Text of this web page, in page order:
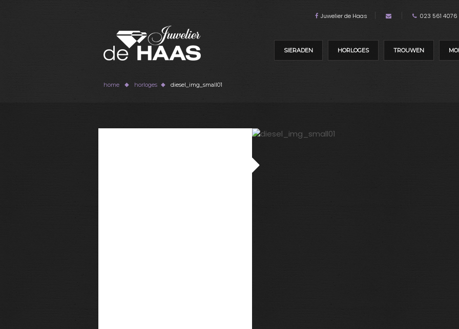
Juwelier de Haas 023 561 4076
SIERADEN HORLOGES TROUWEN
home horloges diesel_img_small01